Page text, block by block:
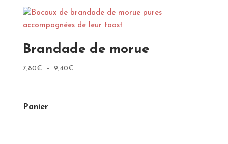
7,80€
à
Brandade de morue
7,80€ – 9,40€Plage
Panier